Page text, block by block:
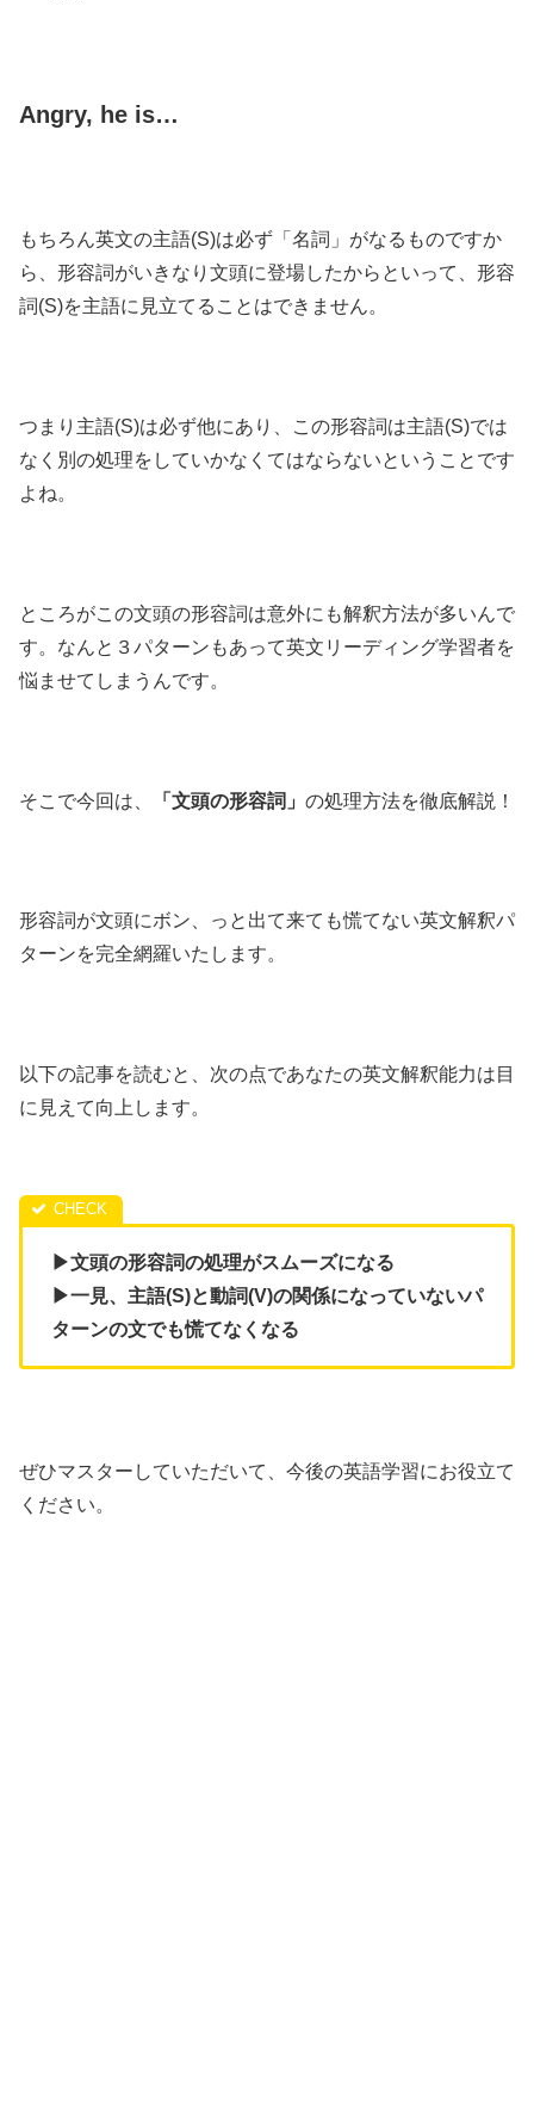
Angry, he is…
もちろん英文の主語(S)は必ず「名詞」がなるものですか
ら、形容詞がいきなり文頭に登場したからといって、形容
詞(S)を主語に見立てることはできません。
つまり主語(S)は必ず他にあり、この形容詞は主語(S)では
なく別の処理をしていかなくてはならないということです
よね。
ところがこの文頭の形容詞は意外にも解釈方法が多いんで
す。なんと３パターンもあって英文リーディング学習者を
悩ませてしまうんです。
そこで今回は、 「文頭の形容詞」 の処理方法を徹底解説！
形容詞が文頭にボン、っと出て来ても慌てない英文解釈パ
ターンを完全網羅いたします。
以下の記事を読むと、次の点であなたの英文解釈能力は目
に見えて向上します。
▶文頭の形容詞の処理がスムーズになる
▶一見、主語(S)と動詞(V)の関係になっていないパ
ターンの文でも慌てなくなる
ぜひマスターしていただいて、今後の英語学習にお役立て
ください。